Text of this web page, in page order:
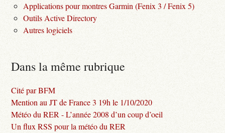
Applications pour montres Garmin (Fenix 3 / Fenix 5)
Outils Active Directory
Autres logiciels
Dans la même rubrique
Cité par BFM
Mention au JT de France 3 19h le 1/10/2020
Météo du RER - L’année 2008 d’un coup d’oeil
Un flux RSS pour la météo du RER